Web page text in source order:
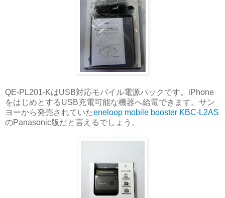
QE-PL201-KはUSB対応モバイル電源パックです。iPhone
をはじめとするUSB充電可能な機器へ給電できます。サン
ヨーから発売されていたeneloop mobile booster KBC-L2AS
のPanasonic版だと言えるでしょう。